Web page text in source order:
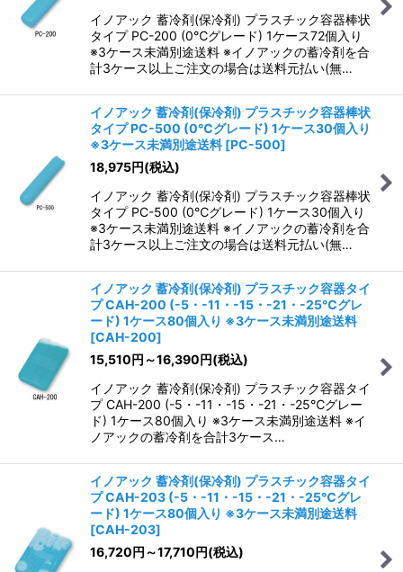
イノアック 蓄冷剤(保冷剤) プラスチック容器棒状
タイプ PC-200 (0℃グレード) 1ケース72個入り
※3ケース未満別途送料 ※イノアックの蓄冷剤を合
計3ケース以上ご注文の場合は送料元払い(無…
イノアック 蓄冷剤(保冷剤) プラスチック容器棒状
タイプ PC-500 (0℃グレード) 1ケース30個入り
※3ケース未満別途送料 [PC-500]
18,975円(税込)
イノアック 蓄冷剤(保冷剤) プラスチック容器棒状
タイプ PC-500 (0℃グレード) 1ケース30個入り
※3ケース未満別途送料 ※イノアックの蓄冷剤を合
計3ケース以上ご注文の場合は送料元払い(無…
イノアック 蓄冷剤(保冷剤) プラスチック容器タイ
プ CAH-200 (-5・-11・-15・-21・-25℃グレ
ード) 1ケース80個入り ※3ケース未満別途送料
[CAH-200]
15,510円 ～16,390円(税込)
イノアック 蓄冷剤(保冷剤) プラスチック容器タイ
プ CAH-200 (-5・-11・-15・-21・-25℃グレー
ド) 1ケース80個入り ※3ケース未満別途送料 ※イ
ノアックの蓄冷剤を合計3ケース…
イノアック 蓄冷剤(保冷剤) プラスチック容器タイ
プ CAH-203 (-5・-11・-15・-21・-25℃グレ
ード) 1ケース80個入り ※3ケース未満別途送料
[CAH-203]
16,720円 ～17,710円(税込)